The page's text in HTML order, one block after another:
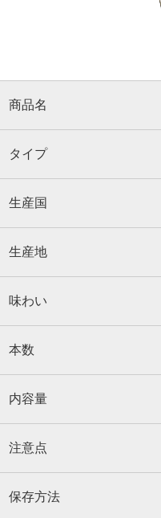
商品名
タイプ
生産国
生産地
味わい
本数
内容量
注意点
保存方法